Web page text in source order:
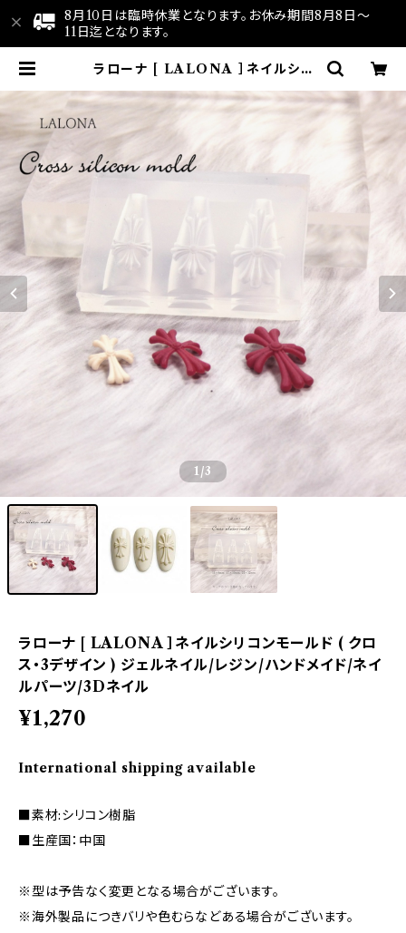
8月10日は臨時休業となります。お休み期間8月8日～
11日迄となります。
ラローナ [ LALONA ］ネイルシリ
ジェルネイル/レジン/ハンドメイド/ネ
イルパーツ/3Dネイル | LALONA
1/3
ラローナ [ LALONA ］ネイルシリコンモールド ( クロ
ス・3デザイン ) ジェルネイル/レジン/ハンドメイド/ネイ
ルパーツ/3Dネイル
¥1,270
International shipping available
■素材:シリコン樹脂
■生産国：中国
※型は予告なく変更となる場合がございます。
※海外製品につきバリや色むらなどある場合がございます。